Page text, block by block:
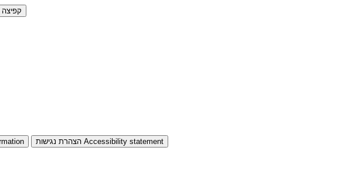
קפיצה
Accessibility statement